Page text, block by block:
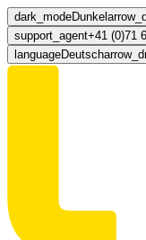
dark_modeDunkel
support_agent+41 (0)71
languageDeutsch